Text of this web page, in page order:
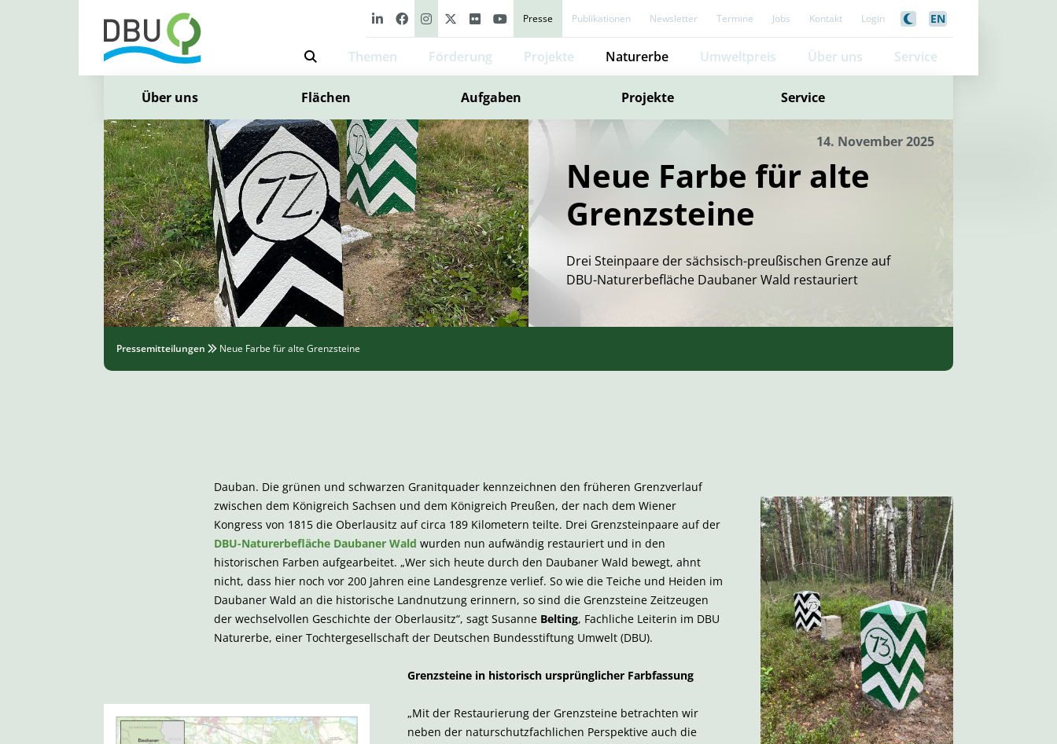
Presse Publikationen Newsletter Termine Jobs Kontakt Login EN
Themen Förderung Projekte Naturerbe
Über uns Flächen Aufgaben Projekte Service
Umweltpreis Über uns Service
14. November 2025
Neue Farbe für alte
Grenzsteine
Drei Steinpaare der sächsisch-preußischen Grenze auf
DBU-Naturerbefläche Daubaner Wald restauriert
Pressemitteilungen Neue Farbe für alte Grenzsteine
Dauban. Die grünen und schwarzen Granitquader kennzeichnen den früheren Grenzverlauf
zwischen dem Königreich Sachsen und dem Königreich Preußen, der nach dem Wiener
Kongress von 1815 die Oberlausitz auf circa 189 Kilometern teilte. Drei Grenzsteinpaare auf der
DBU-Naturerbefläche Daubaner Wald wurden nun aufwändig restauriert und in den
historischen Farben aufgearbeitet. „Wer sich heute durch den Daubaner Wald bewegt, ahnt
nicht, dass hier noch vor 200 Jahren eine Landesgrenze verlief. So wie die Teiche und Heiden im
Daubaner Wald an die historische Landnutzung erinnern, so sind die Grenzsteine Zeitzeugen
der wechselvollen Geschichte der Oberlausitz“, sagt Susanne Belting, Fachliche Leiterin im DBU
Naturerbe, einer Tochtergesellschaft der Deutschen Bundesstiftung Umwelt (DBU).
Grenzsteine in historisch ursprünglicher Farbfassung
„Mit der Restaurierung der Grenzsteine betrachten wir
neben der naturschutzfachlichen Perspektive auch die